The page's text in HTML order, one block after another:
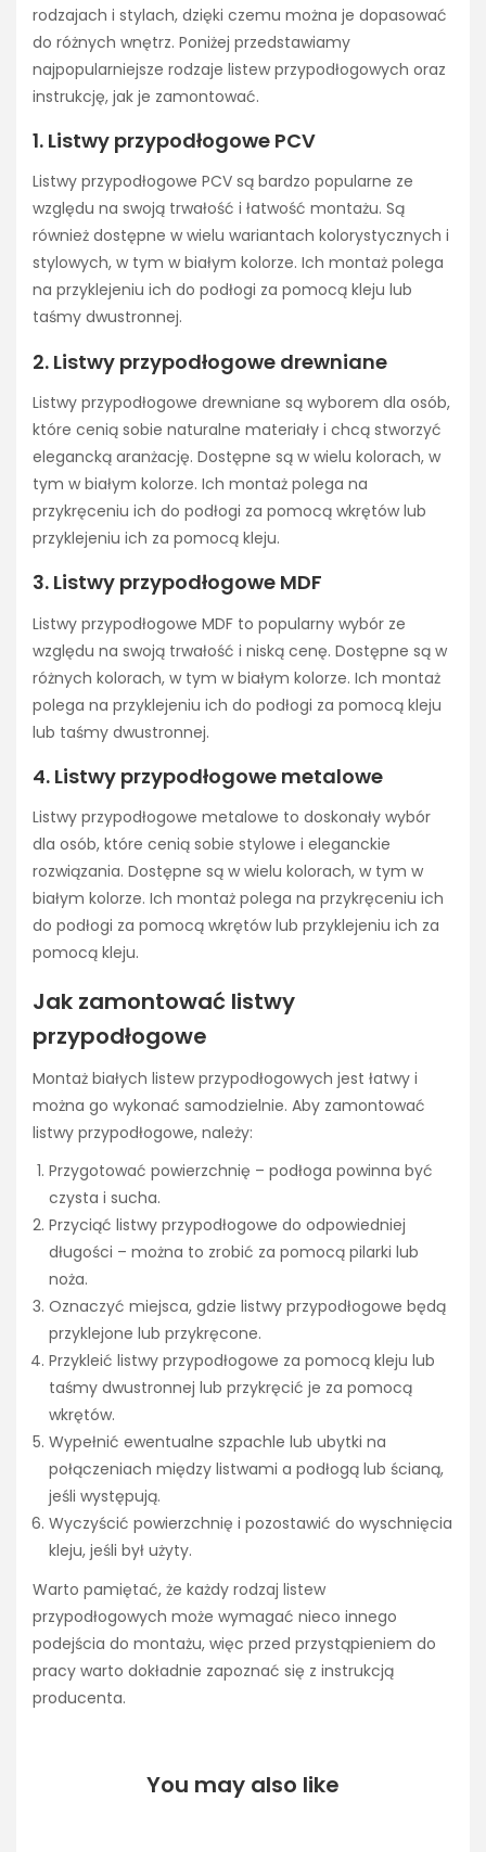
rodzajach i stylach, dzięki czemu można je dopasować
do różnych wnętrz. Poniżej przedstawiamy
najpopularniejsze rodzaje listew przypodłogowych oraz
instrukcję, jak je zamontować.
1. Listwy przypodłogowe PCV
Listwy przypodłogowe PCV są bardzo popularne ze
względu na swoją trwałość i łatwość montażu. Są
również dostępne w wielu wariantach kolorystycznych i
stylowych, w tym w białym kolorze. Ich montaż polega
na przyklejeniu ich do podłogi za pomocą kleju lub
taśmy dwustronnej.
2. Listwy przypodłogowe drewniane
Listwy przypodłogowe drewniane są wyborem dla osób,
które cenią sobie naturalne materiały i chcą stworzyć
elegancką aranżację. Dostępne są w wielu kolorach, w
tym w białym kolorze. Ich montaż polega na
przykręceniu ich do podłogi za pomocą wkrętów lub
przyklejeniu ich za pomocą kleju.
3. Listwy przypodłogowe MDF
Listwy przypodłogowe MDF to popularny wybór ze
względu na swoją trwałość i niską cenę. Dostępne są w
różnych kolorach, w tym w białym kolorze. Ich montaż
polega na przyklejeniu ich do podłogi za pomocą kleju
lub taśmy dwustronnej.
4. Listwy przypodłogowe metalowe
Listwy przypodłogowe metalowe to doskonały wybór
dla osób, które cenią sobie stylowe i eleganckie
rozwiązania. Dostępne są w wielu kolorach, w tym w
białym kolorze. Ich montaż polega na przykręceniu ich
do podłogi za pomocą wkrętów lub przyklejeniu ich za
pomocą kleju.
Jak zamontować listwy
przypodłogowe
Montaż białych listew przypodłogowych jest łatwy i
można go wykonać samodzielnie. Aby zamontować
listwy przypodłogowe, należy:
Przygotować powierzchnię – podłoga powinna być
czysta i sucha.
Przyciąć listwy przypodłogowe do odpowiedniej
długości – można to zrobić za pomocą pilarki lub
noża.
Oznaczyć miejsca, gdzie listwy przypodłogowe będą
przyklejone lub przykręcone.
Przykleić listwy przypodłogowe za pomocą kleju lub
taśmy dwustronnej lub przykręcić je za pomocą
wkrętów.
Wypełnić ewentualne szpachle lub ubytki na
połączeniach między listwami a podłogą lub ścianą,
jeśli występują.
Wyczyścić powierzchnię i pozostawić do wyschnięcia
kleju, jeśli był użyty.
Warto pamiętać, że każdy rodzaj listew
przypodłogowych może wymagać nieco innego
podejścia do montażu, więc przed przystąpieniem do
pracy warto dokładnie zapoznać się z instrukcją
producenta.
You may also like